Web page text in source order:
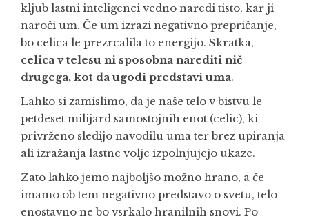
kljub lastni inteligenci vedno naredi tisto, kar ji
naroči um. Če um izrazi negativno prepričanje,
bo celica le prezrcalila to energijo. Skratka,
celica v telesu ni sposobna narediti nič
drugega, kot da ugodi predstavi uma.
Lahko si zamislimo, da je naše telo v bistvu le
petdeset milijard samostojnih enot (celic), ki
privrženo sledijo navodilu uma ter brez upiranja
ali izražanja lastne volje izpolnjujejo ukaze.
Zato lahko jemo najboljšo možno hrano, a če
imamo ob tem negativno predstavo o svetu, telo
enostavno ne bo vsrkalo hranilnih snovi. Po